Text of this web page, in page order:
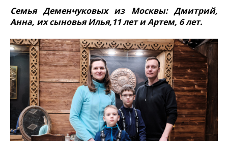
Семья Деменчуковых из Москвы: Дмитрий,
Анна, их сыновья Илья,11 лет и Артем, 6 лет.